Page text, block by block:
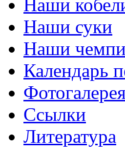
Наши
Наши суки
Наши
Календарь
Ссылки
Литература